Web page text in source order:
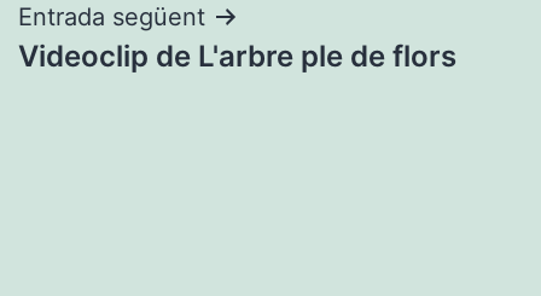
Entrada següent
Videoclip de L'arbre ple de flors